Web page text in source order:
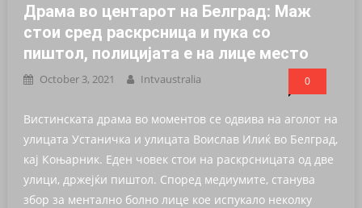
Драма во центарот на Белград: Маж
стои сред раскрсница и пука со
пиштол, полицијата е на лице место
October 3, 2021 Intvaustralia 0
Вистинската драма во моментов се одвива на аголот на
улицата Устаничка и улицата Воислав Илиќ во Белград,
кај Коњарник. Еден човек стои на раскрсницата од две
улици, држејќи пиштол. Според медиумите, станува
збор за ментално болно лице кое испукало неколку